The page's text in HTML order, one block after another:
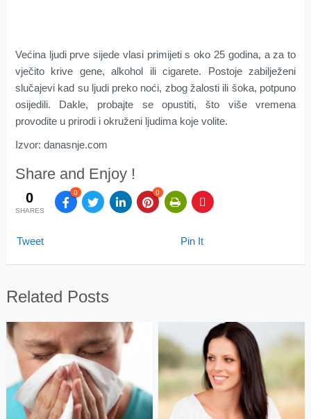
Većina ljudi prve sijede vlasi primijeti s oko 25 godina, a za to
vječito krive gene, alkohol ili cigarete. Postoje zabilježeni
slučajevi kad su ljudi preko noći, zbog žalosti ili šoka, potpuno
osijedili. Dakle, probajte se opustiti, što više vremena
provodite u prirodi i okruženi ljudima koje volite.
Izvor: danasnje.com
Share and Enjoy !
0
SHARES
0 0
Tweet Pin It
Related Posts